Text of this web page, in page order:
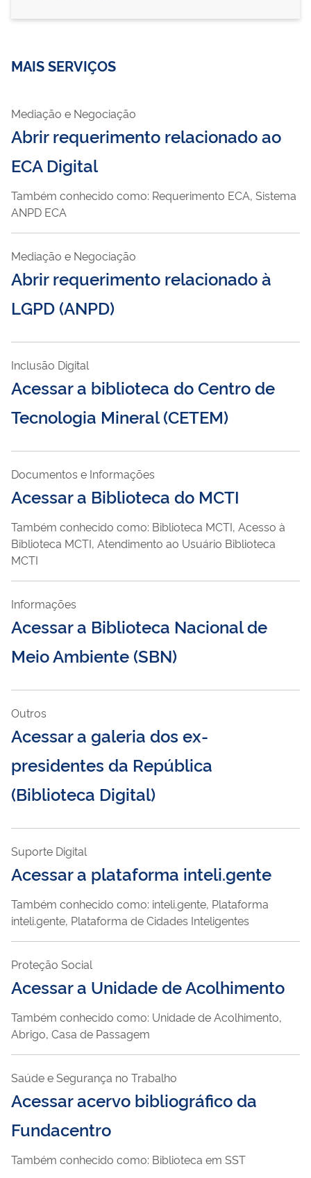
MAIS SERVIÇOS
Mediação e Negociação
Abrir requerimento relacionado ao
ECA Digital
Também conhecido como: Requerimento ECA, Sistema
ANPD ECA
Mediação e Negociação
Abrir requerimento relacionado à
LGPD (ANPD)
Inclusão Digital
Acessar a biblioteca do Centro de
Tecnologia Mineral (CETEM)
Documentos e Informações
Acessar a Biblioteca do MCTI
Também conhecido como: Biblioteca MCTI, Acesso à
Biblioteca MCTI, Atendimento ao Usuário Biblioteca
MCTI
Informações
Acessar a Biblioteca Nacional de
Meio Ambiente (SBN)
Outros
Acessar a galeria dos ex-
presidentes da República
(Biblioteca Digital)
Suporte Digital
Acessar a plataforma inteli.gente
Também conhecido como: inteli.gente, Plataforma
inteli.gente, Plataforma de Cidades Inteligentes
Proteção Social
Acessar a Unidade de Acolhimento
Também conhecido como: Unidade de Acolhimento,
Abrigo, Casa de Passagem
Saúde e Segurança no Trabalho
Acessar acervo bibliográfico da
Fundacentro
Também conhecido como: Biblioteca em SST